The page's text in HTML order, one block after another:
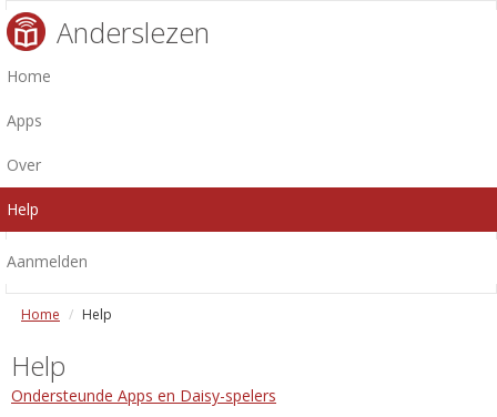
Anderslezen
Home
Apps
Over
Help
Aanmelden
Home Help
Help
Ondersteunde Apps en Daisy-spelers